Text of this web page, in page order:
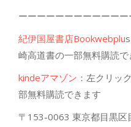
ーーーーーーーーーーーー
紀伊国屋書店Bookwebplus
崎高道書の一部無料購読で
kindeアマゾン ： 左クリッ
部無料購読できます
〒 153-0063 東京都目黒区